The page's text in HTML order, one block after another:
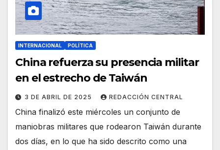
INTERNACIONAL POLÍTICA
China refuerza su presencia militar
en el estrecho de Taiwán
3 DE ABRIL DE 2025 REDACCIÓN CENTRAL
China finalizó este miércoles un conjunto de
maniobras militares que rodearon Taiwán durante
dos días, en lo que ha sido descrito como una